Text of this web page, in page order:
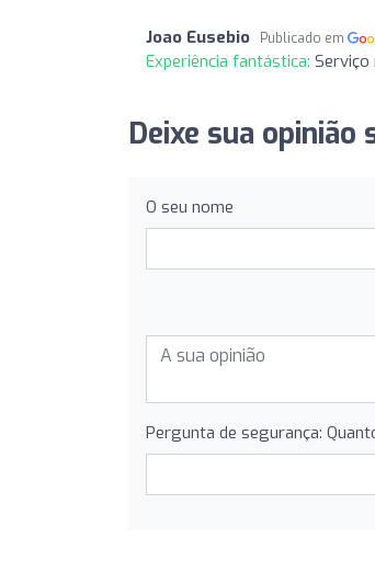
Joao Eusebio Publicado em
Experiência fantástica: Serviço
Deixe sua
O seu nome
Pergunta de segurança: